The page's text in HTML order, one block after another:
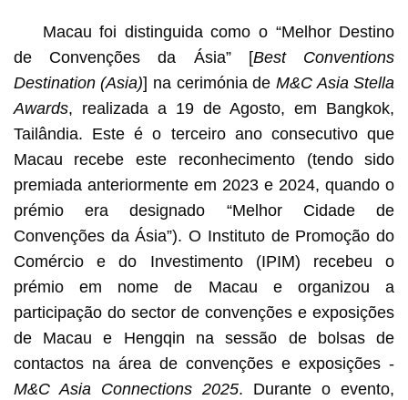
Macau foi distinguida como o “Melhor Destino
de Convenções da Ásia” [Best Conventions
Destination (Asia)] na cerimónia de M&C Asia Stella
Awards, realizada a 19 de Agosto, em Bangkok,
Tailândia. Este é o terceiro ano consecutivo que
Macau recebe este reconhecimento (tendo sido
premiada anteriormente em 2023 e 2024, quando o
prémio era designado “Melhor Cidade de
Convenções da Ásia”). O Instituto de Promoção do
Comércio e do Investimento (IPIM) recebeu o
prémio em nome de Macau e organizou a
participação do sector de convenções e exposições
de Macau e Hengqin na sessão de bolsas de
contactos na área de convenções e exposições -
M&C Asia Connections 2025. Durante o evento,